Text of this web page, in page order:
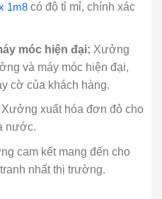
1m8 có độ tỉ mỉ, chính xác
móc hiện đại: Xưởng
và máy móc hiện đại,
cờ của khách hàng.
Xưởng xuất hóa đơn đỏ cho
nước.
cam kết mang đến cho
nhất thị trường.